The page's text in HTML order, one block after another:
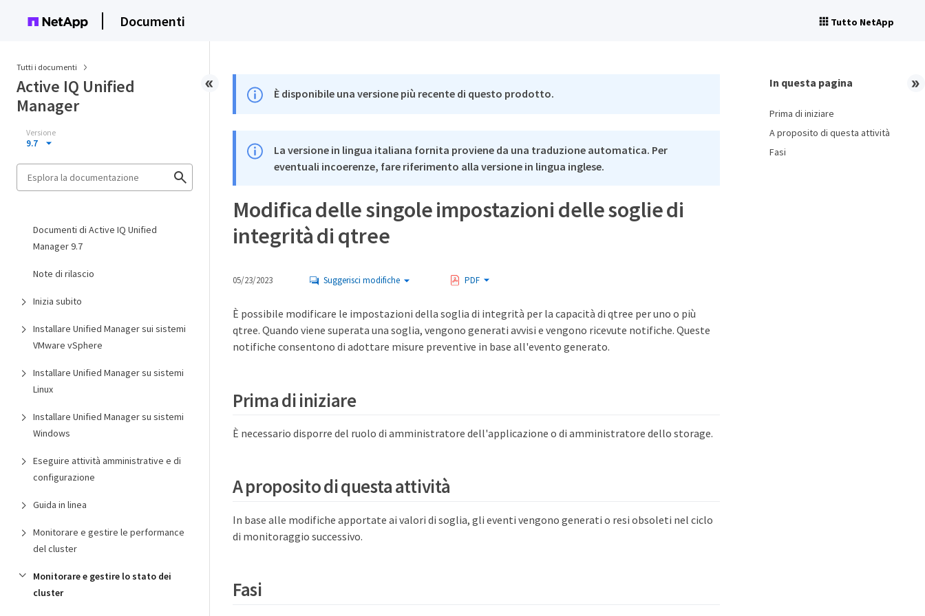
Documenti Tutto NetApp
Tutti i documenti
Active IQ Unified
Manager
Versione
9.7
Documenti di Active IQ Unified
Manager 9.7
Note di rilascio
Inizia subito
Installare Unified Manager sui sistemi
VMware vSphere
Installare Unified Manager su sistemi
Linux
Installare Unified Manager su sistemi
Windows
Eseguire attività amministrative e di
configurazione
Guida in linea
Monitorare e gestire le performance
del cluster
Monitorare e gestire lo stato dei
cluster
È disponibile una versione più recente di questo prodotto.
La versione in lingua italiana fornita proviene da una traduzione automatica. Per
eventuali incoerenze, fare riferimento alla versione in lingua inglese.
Modifica delle singole impostazioni delle soglie di
integrità di qtree
05/23/2023 Suggerisci modifiche PDF
È possibile modificare le impostazioni della soglia di integrità per la capacità di qtree per uno o più
qtree. Quando viene superata una soglia, vengono generati avvisi e vengono ricevute notifiche. Queste
notifiche consentono di adottare misure preventive in base all'evento generato.
Prima di iniziare
È necessario disporre del ruolo di amministratore dell'applicazione o di amministratore dello storage.
A proposito di questa attività
In base alle modifiche apportate ai valori di soglia, gli eventi vengono generati o resi obsoleti nel ciclo
di monitoraggio successivo.
Fasi
In questa pagina
Prima di iniziare
A proposito di questa attività
Fasi